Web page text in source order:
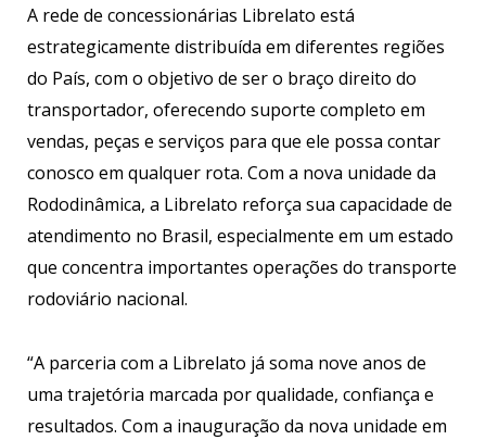
A rede de concessionárias Librelato está
estrategicamente distribuída em diferentes regiões
do País, com o objetivo de ser o braço direito do
transportador, oferecendo suporte completo em
vendas, peças e serviços para que ele possa contar
conosco em qualquer rota. Com a nova unidade da
Rododinâmica, a Librelato reforça sua capacidade de
atendimento no Brasil, especialmente em um estado
que concentra importantes operações do transporte
rodoviário nacional.
“A parceria com a Librelato já soma nove anos de
uma trajetória marcada por qualidade, confiança e
resultados. Com a inauguração da nova unidade em